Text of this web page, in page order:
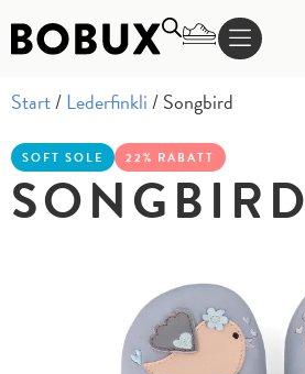
Start/Lederfinkli/ Songbird
SOFT SOLE 22% RABATT
SONGBIRD